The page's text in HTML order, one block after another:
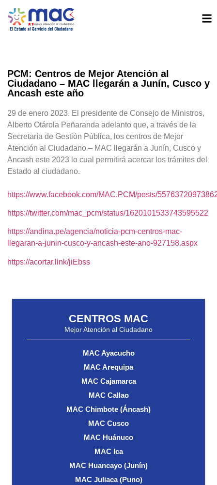
PCM: Centros de Mejor Atención al
Ciudadano – MAC llegarán a Junín, Cusco y
Ancash este año
29 de enero 2023. El presidente de Consejo de Ministros,
Alberto Otárola Peñaranda adelanto que, a través de la
Secretaría de Gestión Pública, los centros de Mejor
Atención al Ciudadano – MAC llegarán a Junín, Cusco y
Ancash este 2023 lo cual permitirá acercar los trámites del
Estado al ciudadano.
https://www.facebook.com/MAC.PCM/posts/
https://twitter.com/mac_pcm/status/1620101533743595522
https://andina.pe/agencia/noticia-pcm-centros-mac-
llegaran-a-junin-cusco-y-ancash-este-ano-927158.aspx
https://acortar.link/jiEbss
CENTROS MAC
Mejor Atención al Ciudadano
MAC Ayacucho
MAC Arequipa
MAC Cajamarca
MAC Callao
MAC Chimbote (Áncash)
MAC Cusco
MAC Huánuco
MAC Ica
MAC Huancayo (Junín)
MAC Juliaca (Puno)